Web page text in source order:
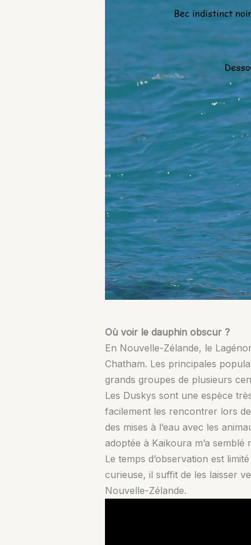
Où voir le dauphin obscur ?
En Nouvelle-Zélande, le
Chatham. Les principales
grands groupes de plusieurs
Les Duskys sont une espèce
facilementles rencontrer lors
des mises à l’eau avec les
adoptée à Kaikoura m’a
Le temps d’observation est
curieuse, il suffit de les laisser
Nouvelle-Zélande.